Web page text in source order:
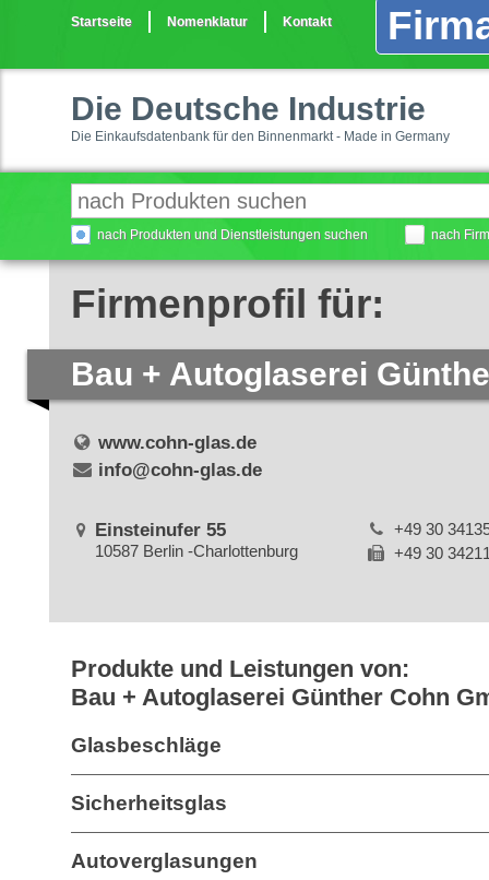
Startseite Nomenklatur Kontakt
Die Deutsche Industrie
Die Einkaufsdatenbank für den Binnenmarkt - Made in Germany
nach Produkten und Dienstleistungen suchen nach
Firmenprofil für:
Bau + Autoglaserei
www.cohn-glas.de
info@cohn-glas.de
Einsteinufer 55
10587 Berlin -Charlottenburg
+49 30
+49 30
Produkte und Leistungen von:
Bau + Autoglaserei Günther Cohn
Glasbeschläge
Sicherheitsglas
Autoverglasungen